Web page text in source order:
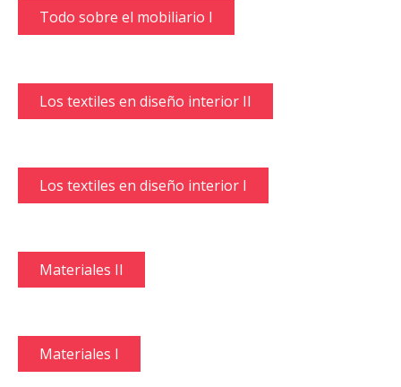
Todo sobre el mobiliario I
Los textiles en diseño interior II
Los textiles en diseño interior I
Materiales II
Materiales I